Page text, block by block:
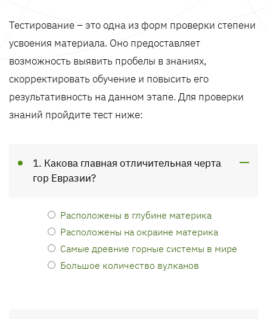
Тестирование – это одна из форм проверки степени
усвоения материала. Оно предоставляет
возможность выявить пробелы в знаниях,
скорректировать обучение и повысить его
результативность на данном этапе. Для проверки
знаний пройдите тест ниже:
1. Какова главная отличительная черта
гор Евразии?
Расположены в глубине материка
Расположены на окраине материка
Самые древние горные системы в мире
Большое количество вулканов